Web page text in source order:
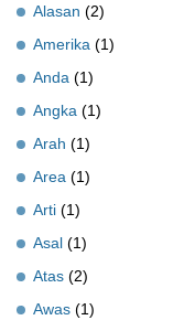
Alasan (2)
Amerika (1)
Anda (1)
Angka (1)
Arah (1)
Area (1)
Arti (1)
Asal (1)
Atas (2)
Awas (1)